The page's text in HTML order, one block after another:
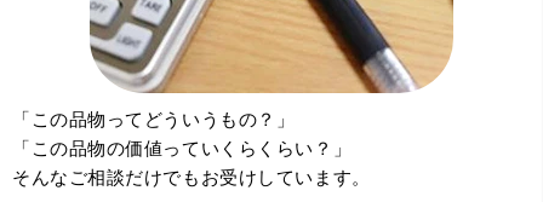
「この品物ってどういうもの？」
「この品物の価値っていくらくらい？」
そんなご相談だけでもお受けしています。